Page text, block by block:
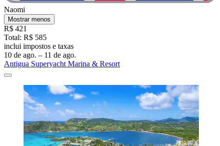
Naomi
Mostrar menos
R$ 421
Total: R$ 585
inclui impostos e taxas
10 de ago. – 11 de ago.
Antigua Superyacht Marina & Resort